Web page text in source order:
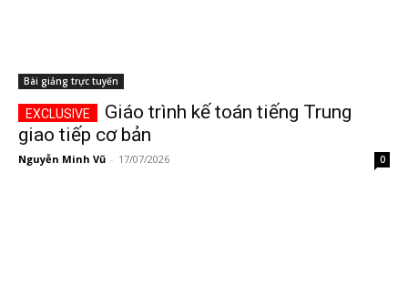
Bài giảng trực tuyến
Giáo trình kế toán tiếng Trung
giao tiếp cơ bản
Nguyễn Minh Vũ - 17/07/2026 0